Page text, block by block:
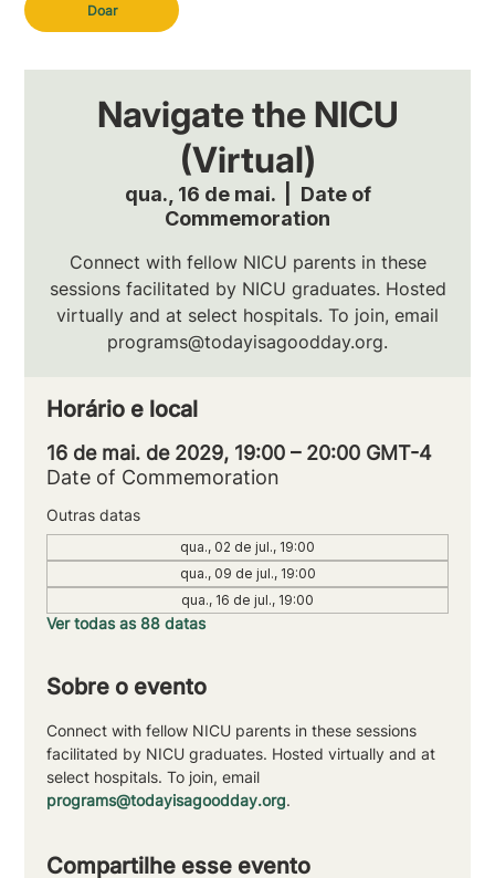
Doar
Navigate the NICU
(Virtual)
qua., 16 de mai.
  |
Date of
Commemoration
Connect with fellow NICU parents in these
sessions facilitated by NICU graduates. Hosted
virtually and at select hospitals. To join, email
programs@todayisagoodday.org.
Horário e local
16 de mai. de 2029, 19:00 – 20:00 GMT-4
Date of Commemoration
Outras datas
qua., 02 de jul., 19:00
qua., 09 de jul., 19:00
qua., 16 de jul., 19:00
Ver todas as 88 datas
Sobre o evento
Connect with fellow NICU parents in these sessions
facilitated by NICU graduates. Hosted virtually and at
select hospitals. To join, email
programs@todayisagoodday.org.
Compartilhe esse evento